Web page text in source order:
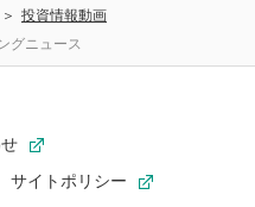
投資情報動画
グニュース
サイトポリシー